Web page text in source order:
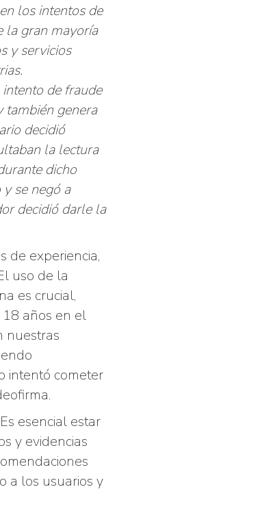
los intentos de
la gran mayoría
y servicios
de fraude
también genera
decidió
la lectura
dicho
se negó a
decidió darle la
de experiencia,
uso de la
es crucial,
18 años en el
nuestras
intentó cometer
esencial estar
y evidencias
a los usuarios y